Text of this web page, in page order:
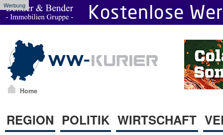
Werbung
Home
REGION POLITIK WIRTSCHAFT